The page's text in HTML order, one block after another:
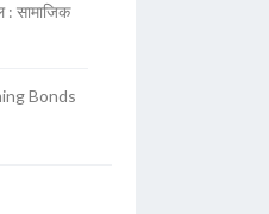
: सामाजिक
Bonds